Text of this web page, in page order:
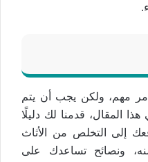
مهم، ولكن يجب أن يتم
المقال، قدمنا لك دليلًا
إلى التخلص من الأثاث
ونصائح تساعدك على